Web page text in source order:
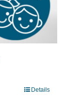
Details